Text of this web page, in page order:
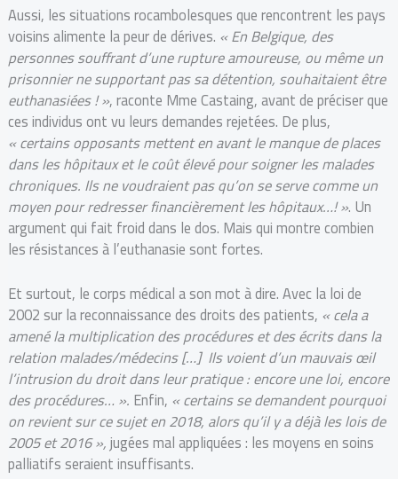
Aussi, les situations rocambolesques que rencontrent les pays
voisins alimente la peur de dérives. « En Belgique, des
personnes souffrant d’une rupture amoureuse, ou même un
prisonnier ne supportant pas sa détention, souhaitaient être
euthanasiées ! », raconte Mme Castaing, avant de préciser que
ces individus ont vu leurs demandes rejetées. De plus,
« certains opposants mettent en avant le manque de places
dans les hôpitaux et le coût élevé pour soigner les malades
chroniques. Ils ne voudraient pas qu’on se serve comme un
moyen pour redresser financièrement les hôpitaux…! ». Un
argument qui fait froid dans le dos. Mais qui montre combien
les résistances à l’euthanasie sont fortes.
Et surtout, le corps médical a son mot à dire. Avec la loi de
2002 sur la reconnaissance des droits des patients, « cela a
amené la multiplication des procédures et des écrits dans la
relation malades/médecins […] Ils voient d’un mauvais œil
l’intrusion du droit dans leur pratique : encore une loi, encore
des procédures… ». Enfin, « certains se demandent pourquoi
on revient sur ce sujet en 2018, alors qu’il y a déjà les lois de
2005 et 2016 »,jugées mal appliquées : les moyens en soins
palliatifs seraient insuffisants.